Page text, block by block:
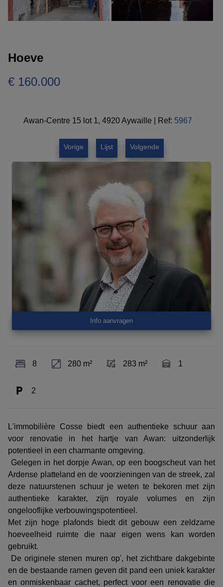
Hoeve
€ 160.000
Awan-Centre 15 lot 1, 4920 Aywaille Ref: 5967
Vorige Lijst Volgende
Info aanvragen
8 280 m² 283 m² 1
2
L'immobilière Cosse biedt een authentieke schuur aan
voor renovatie in het hartje van Awan: uitzonderlijk
potentieel in een charmante omgeving.
Gelegen in het dorpje Awan, op een boogscheut van het
Ardense platteland en de voorzieningen van de streek, zal
deze natuurstenen schuur je weten te bekoren met zijn
authentieke karakter, zijn royale volumes en zijn
ongelooflijke verbouwingspotentieel.
Met zijn hoge plafonds biedt dit gebouw een zeldzame
hoeveelheid ruimte die naar eigen wens kan worden
gebruikt.
De originele stenen muren op', het zichtbare dakgebinte
en de bestaande ramen geven dit pand een uniek karakter
en onmiskenbaar cachet, perfect voor een renovatie die